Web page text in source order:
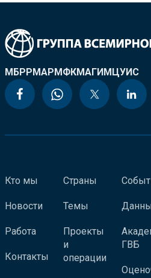
МБРРМАРМФКМАГИМЦУИС
Кто мы
Новости
Работа
Контакты
Страны
Темы
Проекты
и
операции
ГВБ